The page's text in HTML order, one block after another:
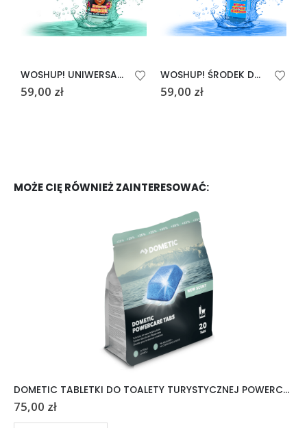
WOSHUP! UNIWERSALNY ŚRODEK DO CZYSZCZENIA EASY PEACY 1L
59,00 zł
WOSHUP! ŚRODEK DO CZYSZCZENIA OKIEN AKRYLOWYCH FESTER WOSHER 1L
59,00 zł
MOŻE CIĘ RÓWNIEŻ ZAINTERESOWAĆ:
DOMETIC TABLETKI DO TOALETY TURYSTYCZNEJ POWERCARE TABS 20 SZTUK
75,00 zł